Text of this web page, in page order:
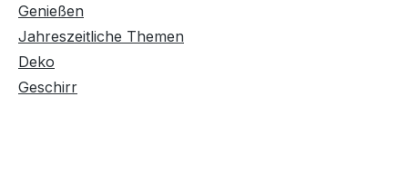
Genießen
Jahreszeitliche Themen
Deko
Geschirr